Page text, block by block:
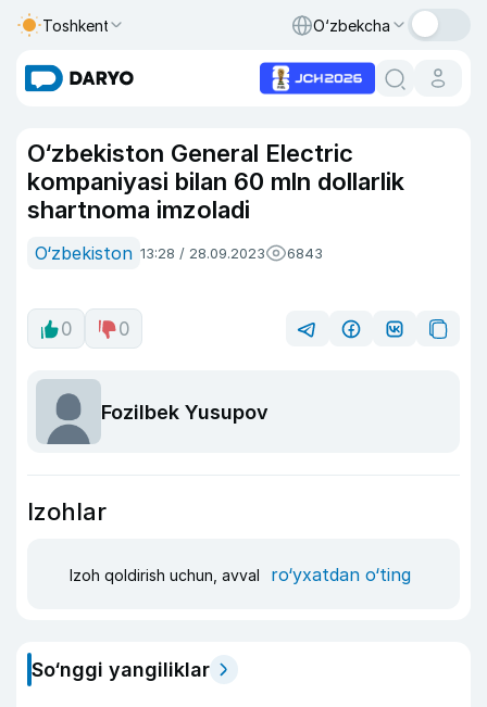
Toshkent O‘zbekcha
O‘zbekiston General Electric
kompaniyasi bilan 60 mln dollarlik
shartnoma imzoladi
O‘zbekiston 13:28 / 28.09.2023 6843
0 0
Fozilbek Yusupov
Izohlar
Izoh qoldirish uchun, avval ro‘yxatdan o‘ting
So‘nggi yangiliklar